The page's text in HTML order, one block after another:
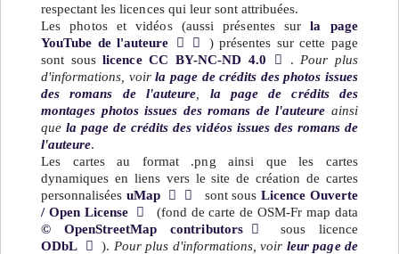
respectant les licences qui leur sont attribuées.
Les photos et vidéos (aussi présentes surla page
YouTube de l'auteure
) présentes sur cette page
sont souslicence CC BY-NC-ND 4.0 . Pour plus
d'informations, voirla page de crédits des photos issues
des romans de l'auteure
la page de crédits des
montages photos issues des romans de l'auteure ainsi
quela page de crédits des vidéos issues des romans de
l'auteure.
Les cartes au format .png ainsi que les cartes
dynamiques en liens vers le site de création de cartes
personnalisées uMap sont sousLicence Ouverte
/ Open License
(fond de carte de OSM-Fr map data
© OpenStreetMap contributors
sous licence
ODbL
). Pour plus d'informations, voir leur page de